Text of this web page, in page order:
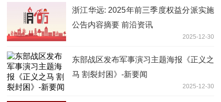
浙江华远: 2025年前三季度权益分派实施
公告内容摘要 前沿资讯
2025-12-30
东部战区发布军事演习主题海报《正义之
马 割裂封困》-新要闻
2025-12-30